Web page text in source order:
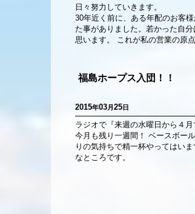
日々努力していきます。
30年近く前に、ある年配のお客
た事がありました。若かった自
思います。 これが私の営業の原
福島ホープス入団！！
2015年03月25日
ラジオで『来週の水曜日から４
今月も残り一週間！ ベースボー
りの気持ちで精一杯やってはい
なところです。